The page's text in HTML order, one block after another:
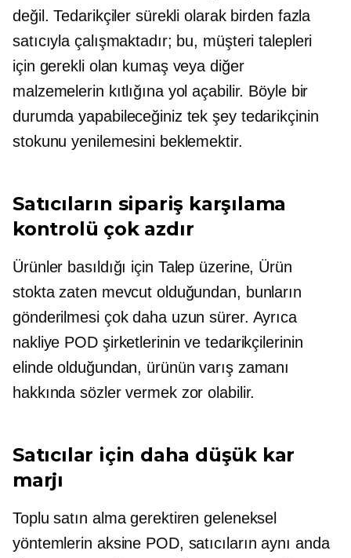
değil. Tedarikçiler sürekli olarak birden fazla
satıcıyla çalışmaktadır; bu, müşteri talepleri
için gerekli olan kumaş veya diğer
malzemelerin kıtlığına yol açabilir. Böyle bir
durumda yapabileceğiniz tek şey tedarikçinin
stokunu yenilemesini beklemektir.
Satıcıların sipariş karşılama
kontrolü çok azdır
Ürünler basıldığı için Talep üzerine, Ürün
stokta zaten mevcut olduğundan, bunların
gönderilmesi çok daha uzun sürer. Ayrıca
nakliye POD şirketlerinin ve tedarikçilerinin
elinde olduğundan, ürünün varış zamanı
hakkında sözler vermek zor olabilir.
Satıcılar için daha düşük kar
marjı
Toplu satın alma gerektiren geleneksel
yöntemlerin aksine POD, satıcıların aynı anda